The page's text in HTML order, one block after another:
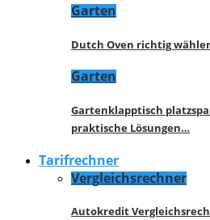
Garten
Dutch Oven richtig
Garten
Gartenklapptisch
praktische Lösungen…
Tarifrechner
Vergleichsrechner
Autokredit